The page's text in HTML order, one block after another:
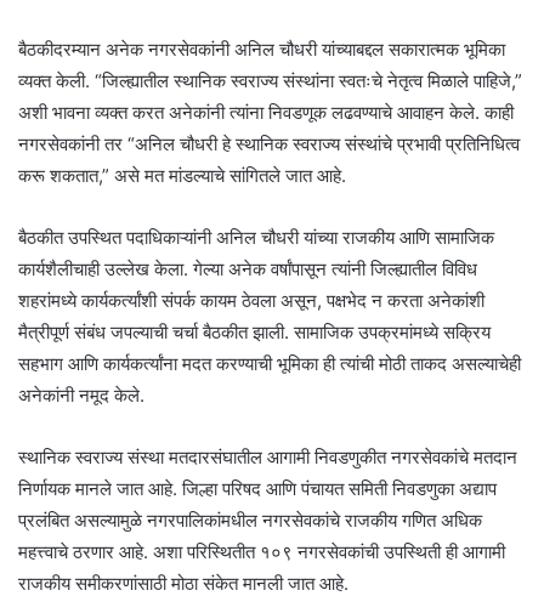
बैठकीदरम्यान अनेक नगरसेवकांनी अनिल चौधरी यांच्याबद्दल सकारात्मक भूमिका
व्यक्त केली. “जिल्ह्यातील स्थानिक स्वराज्य संस्थांना स्वतःचे नेतृत्व मिळाले पाहिजे,”
अशी भावना व्यक्त करत अनेकांनी त्यांना निवडणूक लढवण्याचे आवाहन केले. काही
नगरसेवकांनी तर “अनिल चौधरी हे स्थानिक स्वराज्य संस्थांचे प्रभावी प्रतिनिधित्व
करू शकतात,” असे मत मांडल्याचे सांगितले जात आहे.
बैठकीत उपस्थित पदाधिकाऱ्यांनी अनिल चौधरी यांच्या राजकीय आणि सामाजिक
कार्यशैलीचाही उल्लेख केला. गेल्या अनेक वर्षांपासून त्यांनी जिल्ह्यातील विविध
शहरांमध्ये कार्यकर्त्यांशी संपर्क कायम ठेवला असून, पक्षभेद न करता अनेकांशी
मैत्रीपूर्ण संबंध जपल्याची चर्चा बैठकीत झाली. सामाजिक उपक्रमांमध्ये सक्रिय
सहभाग आणि कार्यकर्त्यांना मदत करण्याची भूमिका ही त्यांची मोठी ताकद असल्याचेही
अनेकांनी नमूद केले.
स्थानिक स्वराज्य संस्था मतदारसंघातील आगामी निवडणुकीत नगरसेवकांचे मतदान
निर्णायक मानले जात आहे. जिल्हा परिषद आणि पंचायत समिती निवडणुका अद्याप
प्रलंबित असल्यामुळे नगरपालिकांमधील नगरसेवकांचे राजकीय गणित अधिक
महत्त्वाचे ठरणार आहे. अशा परिस्थितीत १०९ नगरसेवकांची उपस्थिती ही आगामी
राजकीय समीकरणांसाठी मोठा संकेत मानली जात आहे.